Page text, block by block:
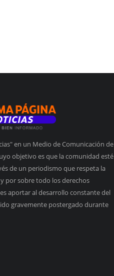
en un Medio de Comunicación de
objetivo es que la comunidad esté
de un periodismo que respeta la
por sobre todo los derechos
aportar al desarrollo constante del
gravemente postergado durante